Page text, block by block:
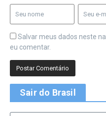
Salvar meus dados neste
eu comentar.
Sair do Brasil